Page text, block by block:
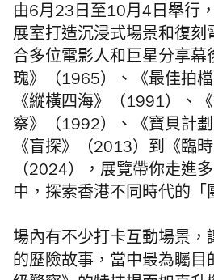
由6月23日至10月4日舉行
展室打造沉浸式場景和復刻
合多位電影人和巨星分享幕
瑰》（1965）、《最佳拍
《縱橫四海》（1991）、
察》（1992）、《寶貝計
《盲探》（2013）到《臨時
（2024），展覽帶你走進
中，探索香港不同時代的「
場內有不少打卡互動場景，
的歷險故事，當中最為矚目